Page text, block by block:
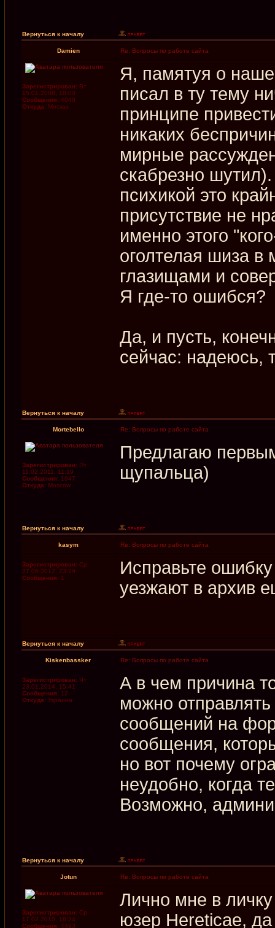
Вернуться к началу
Damien Re: Вопросы по работе сайта
Зарегистрирован: Вт
15.01.2008, 18:00
Сообщения: 4048
Откуда: Москва
Я, памятуя о
писал в ту тему
принципе
никаких
мирные
скабрезно
психикой это
присутствие не
именно этого
оголтелая шиза
глазищами и
Я где-то ошибся?
Да, и пусть,
сейчас: надеюсь,
Вернуться к началу
Mortebello Re: Вопросы по работе сайта
Зарегистрирован: Пт
11.02.2011, 11:19
Сообщения: 1947
Откуда: Moscow
Предлагаю
щупальца)
Вернуться к началу
kasym Re: Вопросы по работе сайта
Зарегистрирован: Ср
27.06.2012, 23:29
Сообщения: 1
Исправьте
уезжают в архив
Вернуться к началу
Kiskenbassker Re: Вопросы по работе сайта
Зарегистрирован: Чт
23.01.2014, 15:41
Сообщения: 12
Откуда: Украина
А в чем причина
можно отправлять
сообщений на
сообщения,
но вот почему
неудобно, когда
Возможно,
Вернуться к началу
Jotun Re: Вопросы по работе сайта
Зарегистрирован: Ср
17.02.2010, 18:34
Сообщения: 4493
Лично мне в
юзер Hereticae, да